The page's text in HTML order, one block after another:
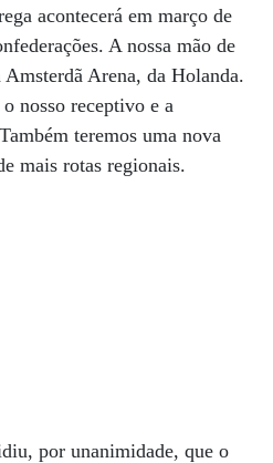
acontecerá em março de
A nossa mão de
Arena, da Holanda.
nosso receptivo e a
teremos uma nova
mais rotas regionais.
por unanimidade, que o